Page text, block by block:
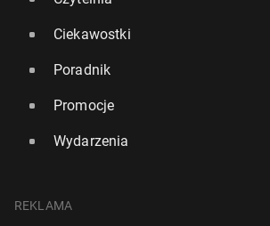
Ciekawostki
Poradnik
Promocje
Wydarzenia
REKLAMA